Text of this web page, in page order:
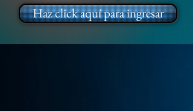
Haz click aquí para ingresar